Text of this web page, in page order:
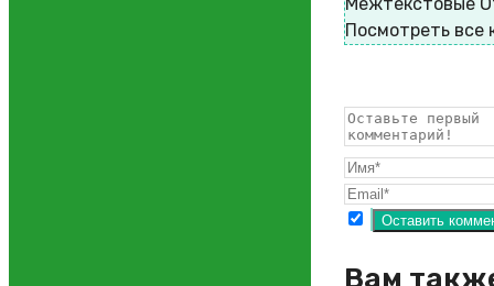
Межтекстовые
Посмотреть все